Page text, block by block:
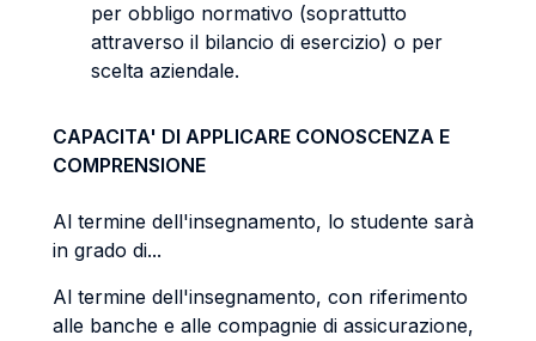
per obbligo normativo (soprattutto
attraverso il bilancio di esercizio) o per
scelta aziendale.
CAPACITA' DI APPLICARE CONOSCENZA E
COMPRENSIONE
Al termine dell'insegnamento, lo studente sarà
in grado di...
Al termine dell'insegnamento, con riferimento
alle banche e alle compagnie di assicurazione,